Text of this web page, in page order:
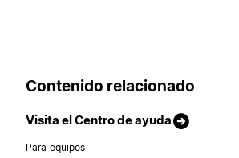
Contenido relacionado
Visita el Centro de ayuda
Para equipos